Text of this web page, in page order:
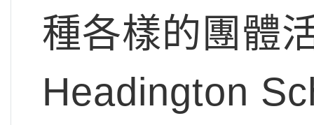
種各樣的團體
Headington